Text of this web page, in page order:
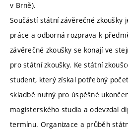
v Brně).
Součástí státní závěrečné zkoušky
práce a odborná rozprava k
závěrečné zkoušky se konají ve
pro státní zkoušky. Ke státní
student, který získal potřebný
skladbě nutný pro úspěšné
magisterského studia a odevzdal
termínu. Organizace a průběh